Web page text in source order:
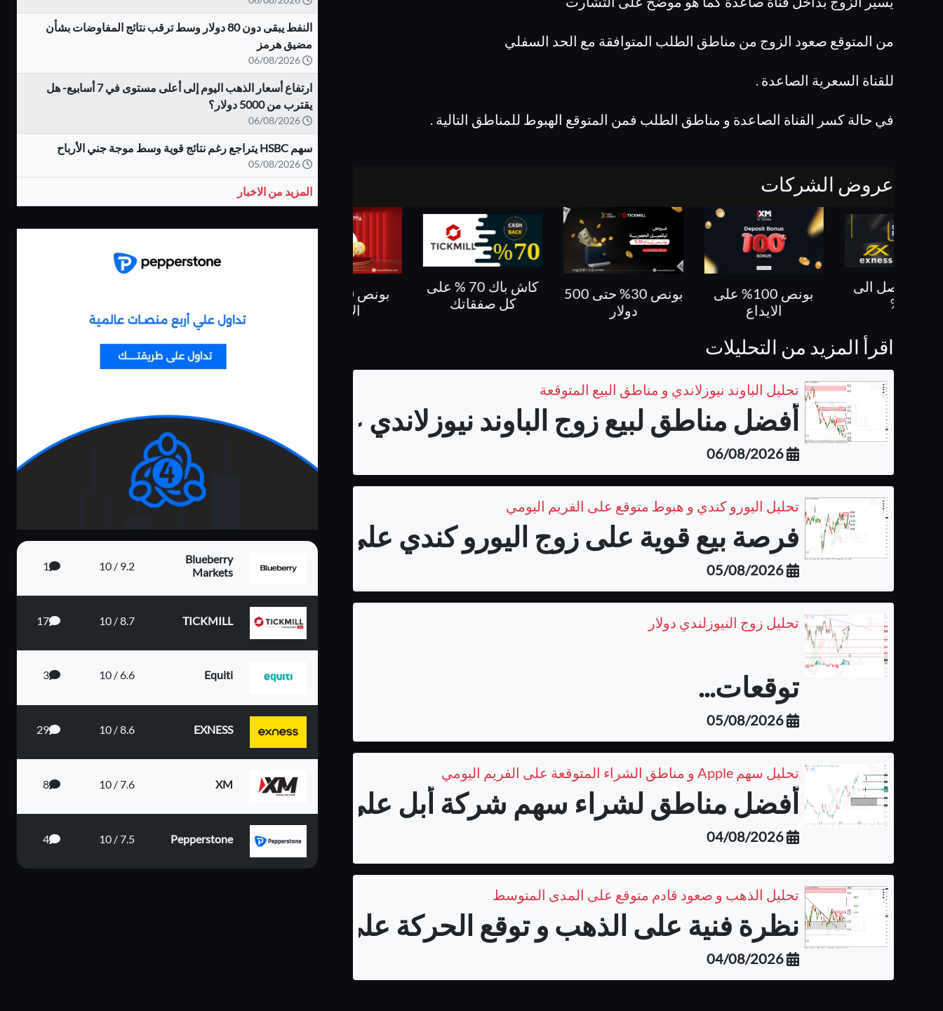
النفط يبقى دون 80 دولار وسط ترقب نتائج المفاوضات بشأن
مضيق هرمز
06/08/2026
ارتفاع أسعار الذهب اليوم إلى أعلى مستوى في 7 أسابيع- هل
يقترب من 5000 دولار؟
06/08/2026
سهم HSBC يتراجع رغم نتائج قوية وسط موجة جني الأرباح
05/08/2026
المزيد من الاخبار
Blueberry
Markets
9.2 / 10
1
TICKMILL
8.7 / 10
17
Equiti
6.6 / 10
3
EXNESS
8.6 / 10
29
XM
7.6 / 10
8
Pepperstone
7.5 / 10
4
من المتوقع صعود الزوج من مناطق الطلب المتوافقة مع الحد السفلي
للقناة السعرية الصاعدة .
في حالة كسر القناة الصاعدة و مناطق الطلب فمن المتوقع الهبوط للمناطق التالية .
عروض الشركات
بونص 100% على
الايداع
بونص 30% حتى 500
دولار
كاش باك 70 % على
كل صفقاتك
بونص 10 % على
الايداع
كاش باك حتى 60%
اقرأ المزيد من التحليلات
تحليل الباوند نيوزلاندي و مناطق البيع المتوقعة
أفضل مناطق لبيع زوج الباوند نيوزلاندي على فريم 4...
06/08/2026
تحليل اليورو كندي و هبوط متوقع على الفريم اليومي
فرصة بيع قوية على زوج اليورو كندي على الفريم الي...
05/08/2026
تحليل زوج النيوزلندي دولار
توقعات...
05/08/2026
تحليل سهم Apple و مناطق الشراء المتوقعة على الفريم اليومي
أفضل مناطق لشراء سهم شركة أبل على المدى البعيد
04/08/2026
تحليل الذهب و صعود قادم متوقع على المدى المتوسط
نظرة فنية على الذهب و توقع الحركة على المدى المت...
04/08/2026